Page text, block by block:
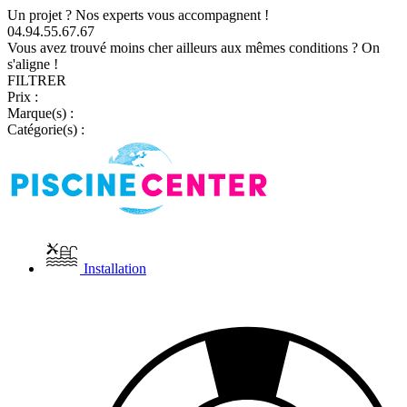
Un projet ? Nos experts vous accompagnent !
04.94.55.67.67
Vous avez trouvé moins cher ailleurs aux mêmes conditions ? On
s'aligne !
FILTRER
Prix :
Marque(s) :
Catégorie(s) :
Installation